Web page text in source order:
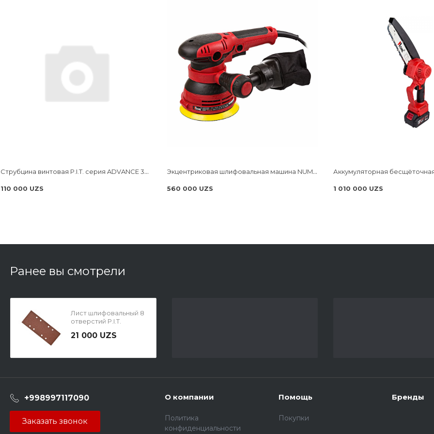
Струбцина винтовая P.I.T. cерия ADVANCE 300мм, тип F, 120x270 мм, 4000 Н, сталь/чугун HCLF03-0300
110 000 UZS
Экцентриковая шлифовальная машина NUMBER ONE ES500-PRO
560 000 UZS 1 010 000 UZS
Ранее вы смотрели
Лист шлифовальный 8
отверстий P.I.T.
21 000 UZS
+998997117090
Заказать звонок
О компании
Политика
конфиденциальности
Помощь
Покупки
Бренды